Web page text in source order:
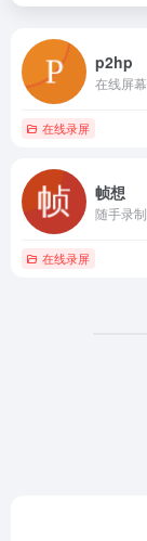
p2hp
在线屏
在线录屏
帧想
随手录
在线录屏